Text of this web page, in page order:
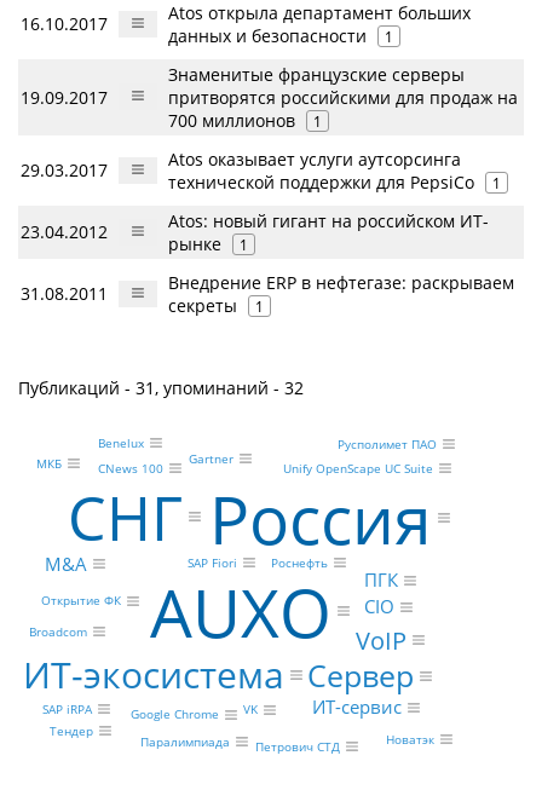
16.10.2017
Atos открыла департамент больших
данных и безопасности
1
19.09.2017
Знаменитые французские серверы
притворятся российскими для продаж на
700 миллионов
1
29.03.2017
Atos оказывает услуги аутсорсинга
технической поддержки для PepsiСo
1
23.04.2012
Atos: новый гигант на российском ИТ-
рынке
1
31.08.2011
Внедрение ERP в нефтегазе: раскрываем
секреты
1
Публикаций - 31, упоминаний - 32
AUXO
Россия
СНГ
ИТ-экосистема Сервер
VoIP
ИТ-сервис
CIO
ПГК
M&A Роснефть
Открытие ФК
Broadcom
SAP Fiori
SAP iRPA
Unify OpenScape UC Suite
Google Chrome
Тендер
Gartner
CNews 100
Паралимпиада Петрович СТД
МКБ
Новатэк
VK
Русполимет ПАО
Benelux